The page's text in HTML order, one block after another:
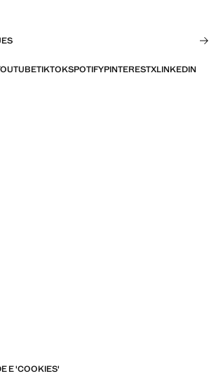
TIKTOKSPOTIFYPINTERESTXLINKEDIN
E 'COOKIES'